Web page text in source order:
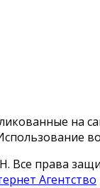
на
Все права
Агентство